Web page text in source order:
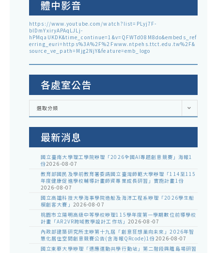
體中影音
https://www.youtube.com/watch?list=PLyj7F-
blDmYxiryAPAqLJLj-
hPMqaUKDK&time_continue=1&v=QFWTd08M8do&embeds_ref
erring_euri=https%3A%2F%2Fwww.ntpehs.ttct.edu.tw%2F&
source_ve_path=Mjg2NjY&feature=emb_logo
各處室公告
各
室
選取分類
最新消息
國立臺南大學理工學院辦理「2026全國AI專題創意競賽」海報1
份2026-08-07
教育部國民及學前教育署委請國立臺灣師範大學辦理「114至115
年度健康促進學校輔導計畫師資專業成長研習」實施計畫1份
2026-08-07
國立高雄科技大學海事學院造船及海洋工程系辦理「2026學生船
模創客大賽」 2026-08-07
桃園市立陽明高級中等學校辦理115學年度第一學期數位前導學校
計畫「AR2VR跨域教學設計工作坊」 2026-08-07
內政部建築研究所主辦第十九屆「創意狂想巢向未來」2026年智
慧化居住空間創意競賽公告(含海報QRcode)1份2026-08-07
國立東華大學辦理「適應運動共學行動站」第二階段與離島場研習